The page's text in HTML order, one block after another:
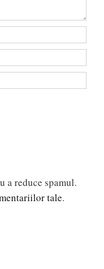
a reduce spamul.
tale.